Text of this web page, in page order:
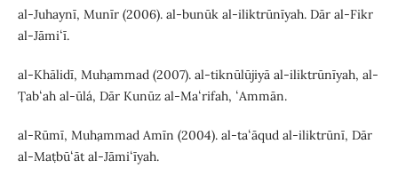
al-Juhaynī, Munīr (2006). al-bunūk al-iliktrūnīyah. Dār al-Fikr
al-Jāmiʻī.
al-Khālidī, Muḥammad (2007). al-tiknūlūjiyā al-iliktrūnīyah, al-
Ṭabʻah al-ūlá, Dār Kunūz al-Maʻrifah, ʻAmmān.
al-Rūmī, Muḥammad Amīn (2004). al-taʻāqud al-iliktrūnī, Dār
al-Maṭbūʻāt al-Jāmiʻīyah.